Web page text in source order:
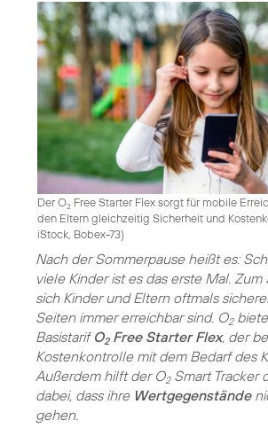
Der O2 Free Starter Flex sorgt für mobile
den Eltern gleichzeitig Sicherheit und
iStock, Bobex-73)
Nach der Sommerpause heißt es:
viele Kinder ist es das erste Mal.
sich Kinder und Eltern oftmals
Seiten immer erreichbar sind. O2
Basistarif O2Free Starter Flex, der
Kostenkontrolle mit dem Bedarf des
Außerdem hilft der O2Smart Tracker
dabei, dass ihre Wertgegenstände
gehen.